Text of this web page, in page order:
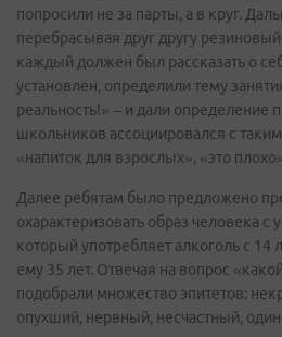
попросили не за парты, а в круг.
перебрасывая друг другу
каждый должен был рассказать о
установлен, определили тему
реальность!» – и дали определение
школьников ассоциировался с
«напиток для взрослых», «это
Далее ребятам было предложено
охарактеризовать образ человека
который употребляет алкоголь с 14
ему 35 лет. Отвечая на вопрос
подобрали множество эпитетов:
опухший, нервный, несчастный,